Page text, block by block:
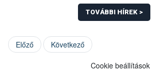
TOVÁBBI HÍREK >
Előző Következő
Cookie beállítások